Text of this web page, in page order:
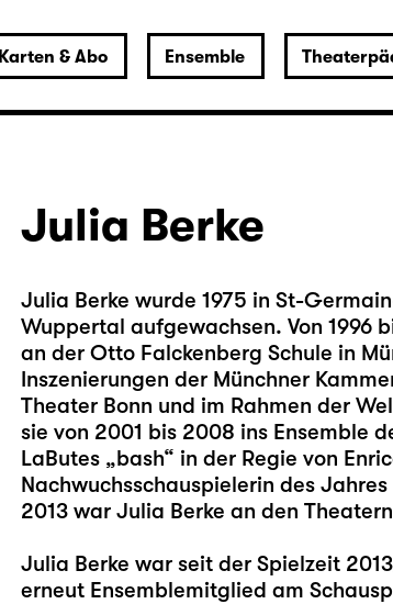
Karten & Abo Ensemble
Julia Berke
Julia Berke wurde 1975 in St-
Wuppertal aufgewachsen. Von 1996
an der Otto Falckenberg Schule in
Inszenierungen der Münchner
Theater Bonn und im Rahmen der
sie von 2001 bis 2008 ins Ensemble
LaButes „bash“ in der Regie von
Nachwuchsschauspielerin des
2013 war Julia Berke an den
Julia Berke war seit der Spielzeit
erneut Ensemblemitglied am